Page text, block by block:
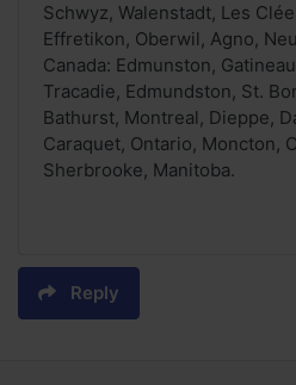
Schwyz, Walenstadt, Les
Effretikon, Oberwil, Agno,
Canada: Edmunston,
Tracadie, Edmundston, St.
Bathurst, Montreal, Dieppe,
Caraquet, Ontario, Moncton,
Sherbrooke, Manitoba.
Reply